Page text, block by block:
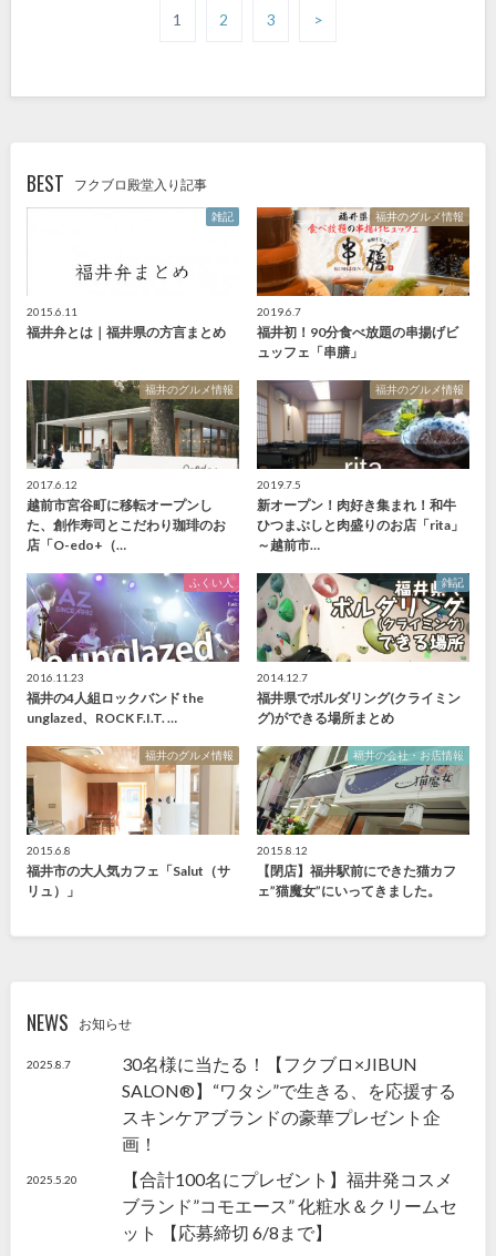
1 2 3 >
BEST フクブロ殿堂入り記事
雑記
2015.6.11
福井弁とは｜福井県の方言まとめ
福井のグルメ情報
2019.6.7
福井初！90分食べ放題の串揚げビ
ュッフェ「串膳」
福井のグルメ情報
2017.6.12
越前市宮谷町に移転オープンし
た、創作寿司とこだわり珈琲のお
店「O-edo+（…
福井のグルメ情報
2019.7.5
新オープン！肉好き集まれ！和牛
ひつまぶしと肉盛りのお店「rita」
～越前市…
ふくい人
2016.11.23
福井の4人組ロックバンド the
unglazed、ROCK F.I.T. …
雑記
2014.12.7
福井県でボルダリング(クライミン
グ)ができる場所まとめ
福井のグルメ情報
2015.6.8
福井市の大人気カフェ「Salut（サ
リュ）」
福井の会社・お店情報
2015.8.12
【閉店】福井駅前にできた猫カフ
ェ”猫魔女”にいってきました。
NEWS お知らせ
2025.8.7
30名様に当たる！【フクブロ×JIBUN
SALON®】“ワタシ”で生きる、を応援する
スキンケアブランドの豪華プレゼント企
画！
2025.5.20
【合計100名にプレゼント】福井発コスメ
ブランド”コモエース” 化粧水＆クリームセ
ット 【応募締切 6/8まで】